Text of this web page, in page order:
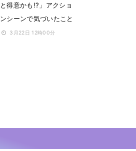
と得意かも!?」アクショ
ンシーンで気づいたこと
3月22日 12時00分